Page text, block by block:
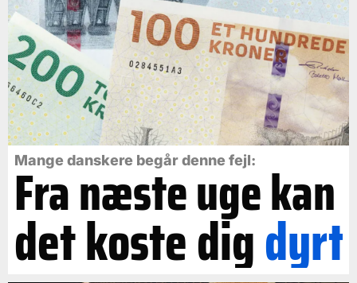
Mange danskere begår denne fejl:
Fra næste uge kan
det koste digdyrt